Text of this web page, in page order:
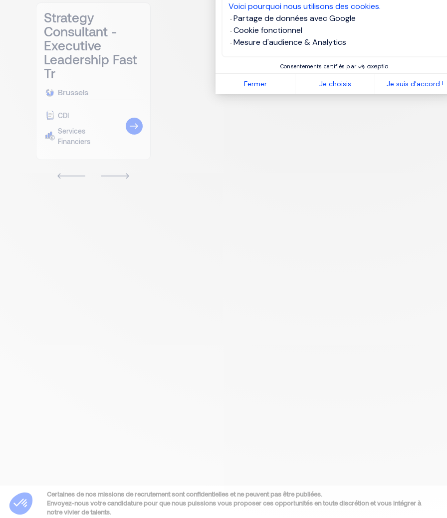
Voici pourquoi nous utilisons des cookies.
Partage de données avec Google
Cookie fonctionnel
Mesure d'audience & Analytics
Consentements certifiés par
Fermer Je choisis Je suis d'accord !
Strategy
Consultant -
Executive
Leadership Fast
Tr
Brussels
CDI
Services
Financiers
Certaines de nos missions de recrutement sont confidentielles et ne peuvent pas être publiées.
Envoyez-nous votre candidature pour que nous puissions vous proposer ces opportunités en toute discrétion et vous intégrer à
notre vivier de talents.